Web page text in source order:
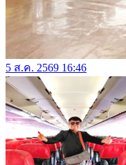
5 ส.ค. 2569 16:46